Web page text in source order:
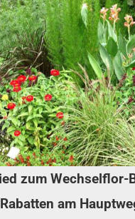
zum Wechselflor-
am